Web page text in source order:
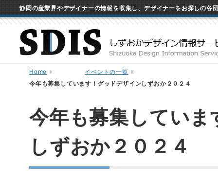
静岡の産業界やデザイナーの情報を収集し、デザイナーをお探しの各
Home
イベントの一覧
今年も募集しています！グッドデザインしずおか２０２４
今年も募集してい
しずおか２０２４